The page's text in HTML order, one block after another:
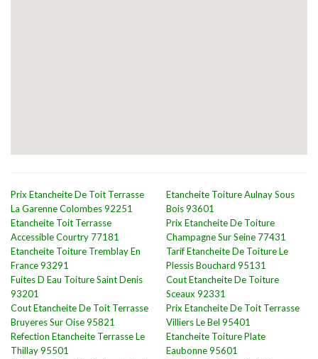
Prix Etancheite De Toit Terrasse
La Garenne Colombes 92251
Etancheite Toit Terrasse
Accessible Courtry 77181
Etancheite Toiture Tremblay En
France 93291
Fuites D Eau Toiture Saint Denis
93201
Cout Etancheite De Toit Terrasse
Bruyeres Sur Oise 95821
Refection Etancheite Terrasse Le
Thillay 95501
Etancheite Toiture Aulnay Sous
Bois 93601
Prix Etancheite De Toiture
Champagne Sur Seine 77431
Tarif Etancheite De Toiture Le
Plessis Bouchard 95131
Cout Etancheite De Toiture
Sceaux 92331
Prix Etancheite De Toit Terrasse
Villiers Le Bel 95401
Etancheite Toiture Plate
Eaubonne 95601